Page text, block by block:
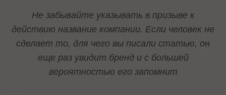
Не забывайте указывать в призыве к
действию название компании. Если человек не
сделает то, для чего вы писали статью, он
еще раз увидит бренд и с большей
вероятностью его запомнит